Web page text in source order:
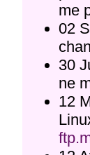
me
02
30
ne
12